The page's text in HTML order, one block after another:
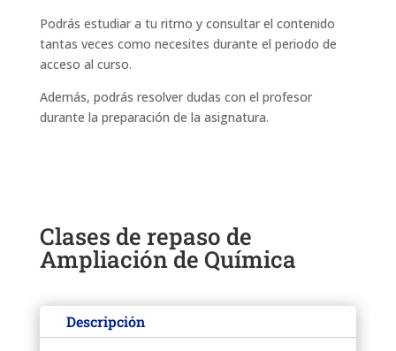
Podrás estudiar a tu ritmo y consultar el contenido
tantas veces como necesites durante el periodo de
acceso al curso.
Además, podrás resolver dudas con el profesor
durante la preparación de la asignatura.
Clases de repaso de
Ampliación de Química
Descripción